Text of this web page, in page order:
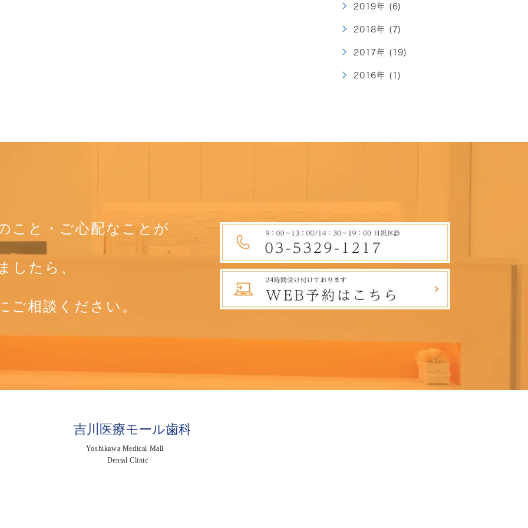
2019年 (6)
2018年 (7)
2017年 (19)
2016年 (1)
こと・ご心配なことが
したら、
ご相談ください。